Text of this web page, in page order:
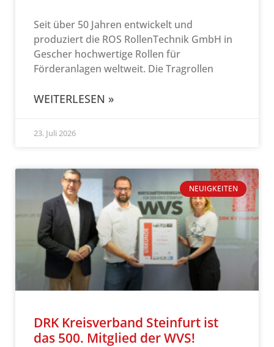
Seit über 50 Jahren entwickelt und
produziert die ROS RollenTechnik GmbH in
Gescher hochwertige Rollen für
Förderanlagen weltweit. Die Tragrollen
WEITERLESEN »
23. Juli 2026
NEUIGKEITEN
DRK Kreisverband Steinfurt ist
das 500. Mitglied der WVS!